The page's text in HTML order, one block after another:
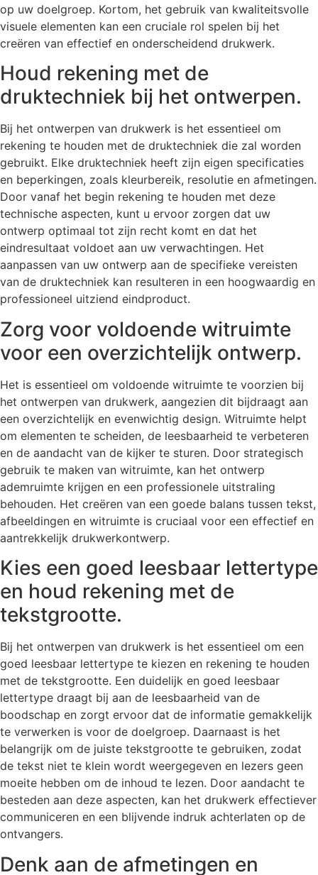
op uw doelgroep. Kortom, het gebruik van kwaliteitsvolle
visuele elementen kan een cruciale rol spelen bij het
creëren van effectief en onderscheidend drukwerk.
Houd rekening met de
druktechniek bij het ontwerpen.
Bij het ontwerpen van drukwerk is het essentieel om
rekening te houden met de druktechniek die zal worden
gebruikt. Elke druktechniek heeft zijn eigen specificaties
en beperkingen, zoals kleurbereik, resolutie en afmetingen.
Door vanaf het begin rekening te houden met deze
technische aspecten, kunt u ervoor zorgen dat uw
ontwerp optimaal tot zijn recht komt en dat het
eindresultaat voldoet aan uw verwachtingen. Het
aanpassen van uw ontwerp aan de specifieke vereisten
van de druktechniek kan resulteren in een hoogwaardig en
professioneel uitziend eindproduct.
Zorg voor voldoende witruimte
voor een overzichtelijk ontwerp.
Het is essentieel om voldoende witruimte te voorzien bij
het ontwerpen van drukwerk, aangezien dit bijdraagt aan
een overzichtelijk en evenwichtig design. Witruimte helpt
om elementen te scheiden, de leesbaarheid te verbeteren
en de aandacht van de kijker te sturen. Door strategisch
gebruik te maken van witruimte, kan het ontwerp
ademruimte krijgen en een professionele uitstraling
behouden. Het creëren van een goede balans tussen tekst,
afbeeldingen en witruimte is cruciaal voor een effectief en
aantrekkelijk drukwerkontwerp.
Kies een goed leesbaar lettertype
en houd rekening met de
tekstgrootte.
Bij het ontwerpen van drukwerk is het essentieel om een
goed leesbaar lettertype te kiezen en rekening te houden
met de tekstgrootte. Een duidelijk en goed leesbaar
lettertype draagt bij aan de leesbaarheid van de
boodschap en zorgt ervoor dat de informatie gemakkelijk
te verwerken is voor de doelgroep. Daarnaast is het
belangrijk om de juiste tekstgrootte te gebruiken, zodat
de tekst niet te klein wordt weergegeven en lezers geen
moeite hebben om de inhoud te lezen. Door aandacht te
besteden aan deze aspecten, kan het drukwerk effectiever
communiceren en een blijvende indruk achterlaten op de
ontvangers.
Denk aan de afmetingen en